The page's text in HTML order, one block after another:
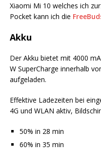
Xiaomi Mi 10 welches ich
Pocket kann ich die
Akku
Der Akku bietet mit 4000
W SuperCharge innerhalb
aufgeladen.
Effektive Ladezeiten bei
4G und WLAN aktiv,
50% in 28 min
60% in 35 min